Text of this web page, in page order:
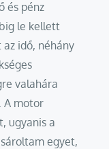
és pénz
le kellett
idő, néhány
valahára
A motor
ugyanis a
egyet,